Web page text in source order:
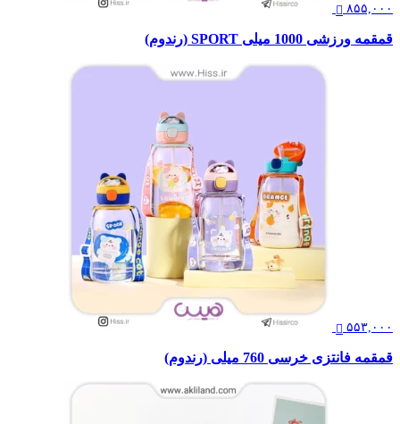
۸۵۵,۰۰۰
قمقمه ورزشی 1000 میلی SPORT (رندوم)
۵۵۳,۰۰۰
قمقمه فانتزی خرسی 760 میلی (رندوم)